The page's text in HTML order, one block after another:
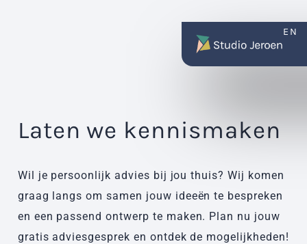
EN
Laten we kennismaken
Wil je persoonlijk advies bij jou thuis? Wij komen
graag langs om samen jouw ideeën te bespreken
en een passend ontwerp te maken. Plan nu jouw
gratis adviesgesprek en ontdek de mogelijkheden!